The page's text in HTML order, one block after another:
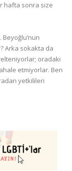
hafta sonra size
Arka sokakta da
oradaki
etmiyorlar. Ben
yetkilileri